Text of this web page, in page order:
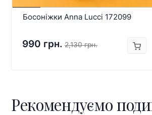
Босоніжки Anna Lucci 172099
990 грн. 2,130 грн.
Рекомендуємо